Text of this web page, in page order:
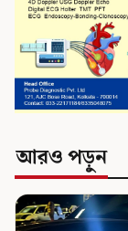
আরও পড়ুন